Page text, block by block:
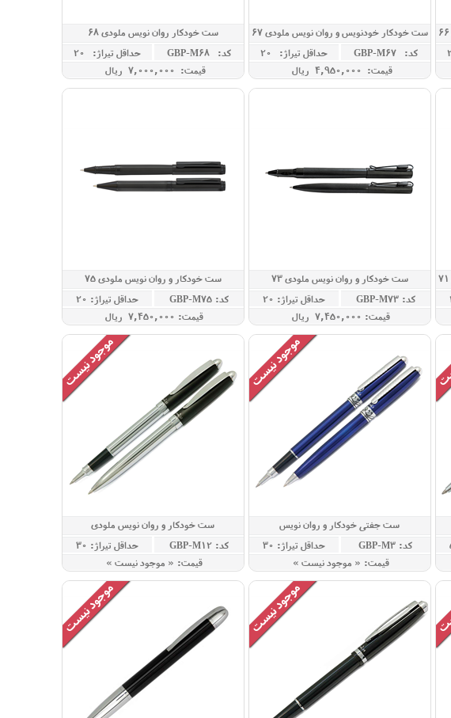
ست خودکار خودنویس و روان نویس ملودی 67
کد: GBP-M67
حداقل تيراژ: 20
قیمت: 4,950,000 ريال
ست خودکار روان نویس ملودی 68
کد: GBP-M68
حداقل تيراژ: 20
قیمت: 7,000,000 ريال
ست خودکار و روان نویس ملودی 73
کد: GBP-M73
حداقل تيراژ: 20
قيمت: 7,450,000 ريال
ست خودکار و روان نویس ملودی 75
کد: GBP-M75
حداقل تيراژ: 20
قيمت: 7,450,000 ريال
ست جفتی خودکار و روان نویس
کد: GBP-M3
حداقل تيراژ: 30
قيمت: « موجود نيست »
ست خودکار و روان نویس ملودی
کد: GBP-M12
حداقل تيراژ: 30
قيمت: « موجود نيست »